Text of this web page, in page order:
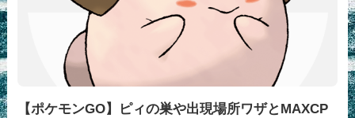
【ポケモンGO】ピィの巣や出現場所ワザとMAXCP